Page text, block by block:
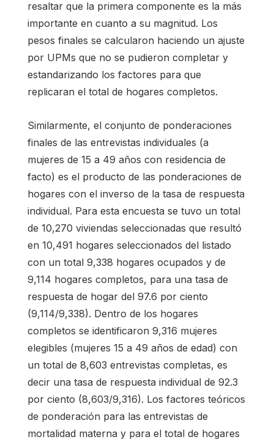
resaltar que la primera componente es la más
importante en cuanto a su magnitud. Los
pesos finales se calcularon haciendo un ajuste
por UPMs que no se pudieron completar y
estandarizando los factores para que
replicaran el total de hogares completos.
Similarmente, el conjunto de ponderaciones
finales de las entrevistas individuales (a
mujeres de 15 a 49 años con residencia de
facto) es el producto de las ponderaciones de
hogares con el inverso de la tasa de respuesta
individual. Para esta encuesta se tuvo un total
de 10,270 viviendas seleccionadas que resultó
en 10,491 hogares seleccionados del listado
con un total 9,338 hogares ocupados y de
9,114 hogares completos, para una tasa de
respuesta de hogar del 97.6 por ciento
(9,114/9,338). Dentro de los hogares
completos se identificaron 9,316 mujeres
elegibles (mujeres 15 a 49 años de edad) con
un total de 8,603 entrevistas completas, es
decir una tasa de respuesta individual de 92.3
por ciento (8,603/9,316). Los factores teóricos
de ponderación para las entrevistas de
mortalidad materna y para el total de hogares